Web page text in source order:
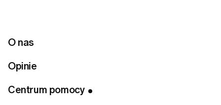
O nas
Opinie
Centrum pomocy
profilu.
Przejdź do sekcji
Zarządzaj subskrypcją